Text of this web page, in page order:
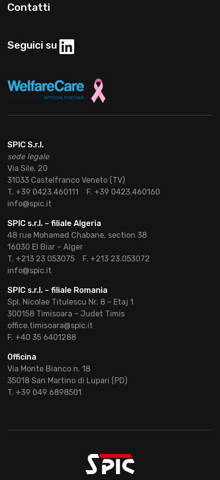
Contatti
Seguici su
SPIC S.r.l.
sede legale
Via Sile, 20
31033 Castelfranco Veneto (TV)
T. +39 0423.460111 F. +39 0423.460160
info@spic.it
SPIC s.r.l. – filiale Algeria
48 rue Mohamed Chabane, section 38
16030 El Biar – Alger
T. +213 23 053075 F. +213 23.053072
info@spic.it
SPIC s.r.l. – filiale Romania
Spl. Nicolae Titulescu Nr. 8 – Etaj 1
300158 Timisoara – Judet Timis
office.timisoara@spic.it
F. +40 35 6401288
Officina
Via Monte Bianco n. 18
35018 San Martino di Lupari (PD)
T. +39 049 6898501